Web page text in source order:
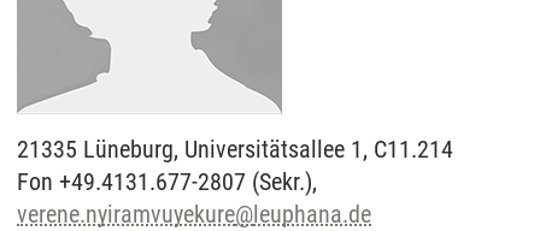
21335 Lüneburg, Universitätsallee 1, C11.214
Fon +49.4131.677-2807 (Sekr.),
verene.nyiramvuyekure@leuphana.de